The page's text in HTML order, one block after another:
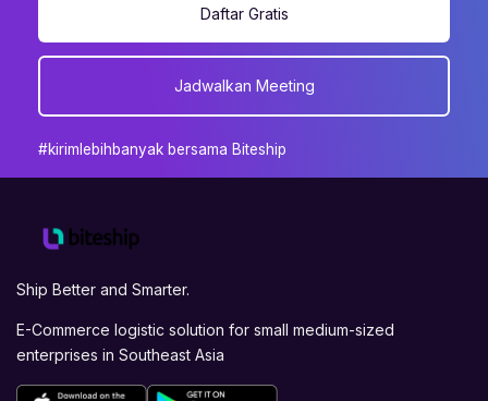
Daftar Gratis
Jadwalkan Meeting
#kirimlebihbanyak bersama Biteship
Ship Better and Smarter.
E-Commerce logistic solution for small medium-sized
enterprises in Southeast Asia